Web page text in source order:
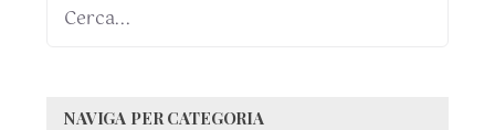
NAVIGA PER CATEGORIA